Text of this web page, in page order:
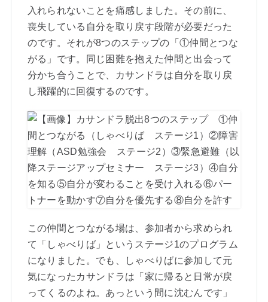
入れられないことを痛感しました。その前に、
喪失している自分を取り戻す段階が必要だった
のです。それが8つのステップの「①仲間とつな
がる」です。同じ困難を抱えた仲間と出会って
分かち合うことで、カサンドラは自分を取り戻
し飛躍的に回復するのです。
この仲間とつながる場は、参加者から求められ
て「しゃべりば」というステージ1のプログラム
になりました。でも、しゃべりばに参加して元
気になったカサンドラは「家に帰ると日常が戻
ってくるのよね。あっという間に沈むんです」